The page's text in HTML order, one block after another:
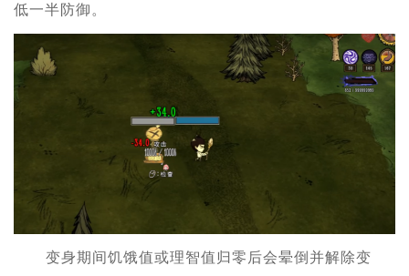
低一半防御。
变身期间饥饿值或理智值归零后会晕倒并解除变